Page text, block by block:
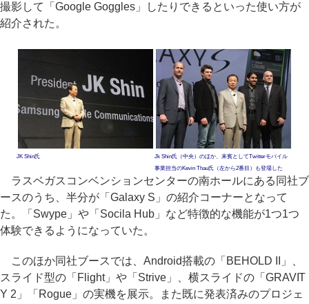
撮影して「Google Goggles」したりできるといった使い方が
紹介された。
JK Shin氏
Jk Shin氏（中央）のほか、来賓としてTwitterモバイル
事業担当のKevin Thau氏（左から2番目）も登場した
ラスベガスコンベンションセンターの南ホールにある同社ブ
ースのうち、半分が「Galaxy S」の紹介コーナーとなって
た。「Swype」や「Socila Hub」など特徴的な機能が1つ1つ
体験できるようになっていた。
このほか同社ブースでは、Android搭載の「BEHOLD II」、
スライド型の「Flight」や「Strive」、横スライドの「GRAVIT
Y 2」「Rogue」の実機を展示。また既に発表済みのプロジェ